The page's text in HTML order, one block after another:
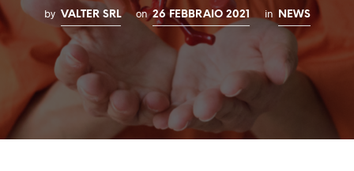
by VALTER SRL on 26 FEBBRAIO 2021 in NEWS